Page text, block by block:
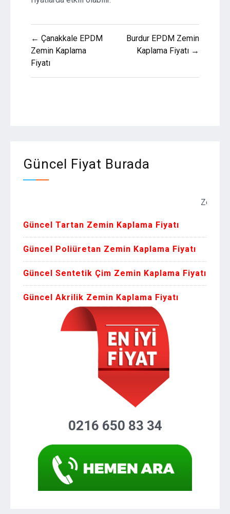
Yazı
gezinmesi
← Çanakkale EPDM
Zemin Kaplama
Fiyatı
Burdur EPDM Zemin
Kaplama Fiyatı →
Güncel Fiyat Burada
Zemin
Güncel Tartan Zemin Kaplama Fiyatı
Güncel Poliüretan Zemin Kaplama Fiyatı
Güncel Sentetik Çim Zemin Kaplama Fiyatı
Güncel Akrilik Zemin Kaplama Fiyatı
0216 650 83 34